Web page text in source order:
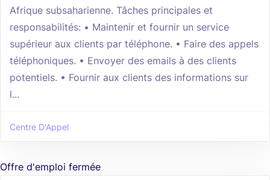
Afrique subsaharienne. Tâches principales et
responsabilités: • Maintenir et fournir un service
supérieur aux clients par téléphone. • Faire des appels
téléphoniques. • Envoyer des emails à des clients
potentiels. • Fournir aux clients des informations sur
l...
Centre D'Appel
Offre d'emploi fermée